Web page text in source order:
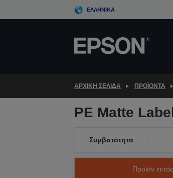
to
ΕΛΛΗΝΙΚΆ
ΑΡΧΙΚΗ ΣΕΛΙΔΑ ΠΡΟΪΌΝΤΑ
PE Matte
Συμβατότητα
Προϊόν